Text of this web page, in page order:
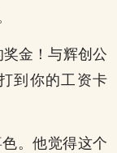
金！与辉创公
到你的工资卡
。他觉得这个